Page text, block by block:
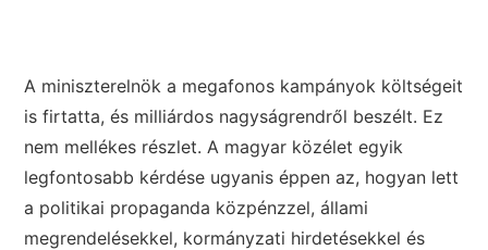
A miniszterelnök a megafonos kampányok költségeit
is firtatta, és milliárdos nagyságrendről beszélt. Ez
nem mellékes részlet. A magyar közélet egyik
legfontosabb kérdése ugyanis éppen az, hogyan lett
a politikai propaganda közpénzzel, állami
megrendelésekkel, kormányzati hirdetésekkel és